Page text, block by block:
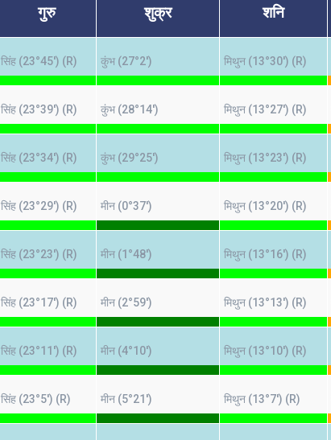
गुरु शुक्र शनि
सिंह (23°45') (R) कुंभ (27°2') मिथुन (13°30') (R)
सिंह (23°39') (R) कुंभ (28°14') मिथुन (13°27') (R)
सिंह (23°34') (R) कुंभ (29°25') मिथुन (13°23') (R)
सिंह (23°29') (R) मीन (0°37') मिथुन (13°20') (R)
सिंह (23°23') (R) मीन (1°48') मिथुन (13°16') (R)
सिंह (23°17') (R) मीन (2°59') मिथुन (13°13') (R)
सिंह (23°11') (R) मीन (4°10') मिथुन (13°10') (R)
सिंह (23°5') (R) मीन (5°21') मिथुन (13°7') (R)